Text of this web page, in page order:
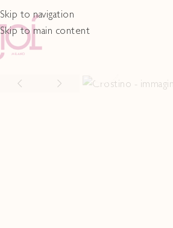
Skip to navigation
Skip to main content